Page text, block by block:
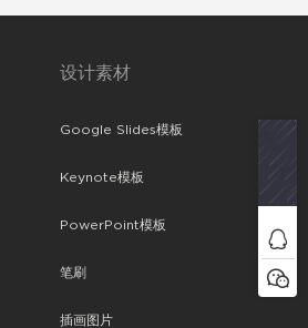
设计素材
Google Slides模板
Keynote模板
PowerPoint模板
笔刷
插画图片